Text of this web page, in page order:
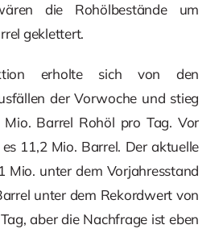
die Rohölbestände um
geklettert.
erholte sich von den
der Vorwoche und stieg
Barrel Rohöl pro Tag. Vor
11,2 Mio. Barrel. Der aktuelle
Mio. unter dem Vorjahresstand
unter dem Rekordwert von
aber die Nachfrage ist eben